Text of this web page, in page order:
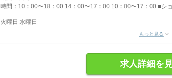
時間：10：00〜18：00 14：00〜17：00 10：00〜17：00 ■シ
火曜日 水曜日
もっと見る
求人詳細を